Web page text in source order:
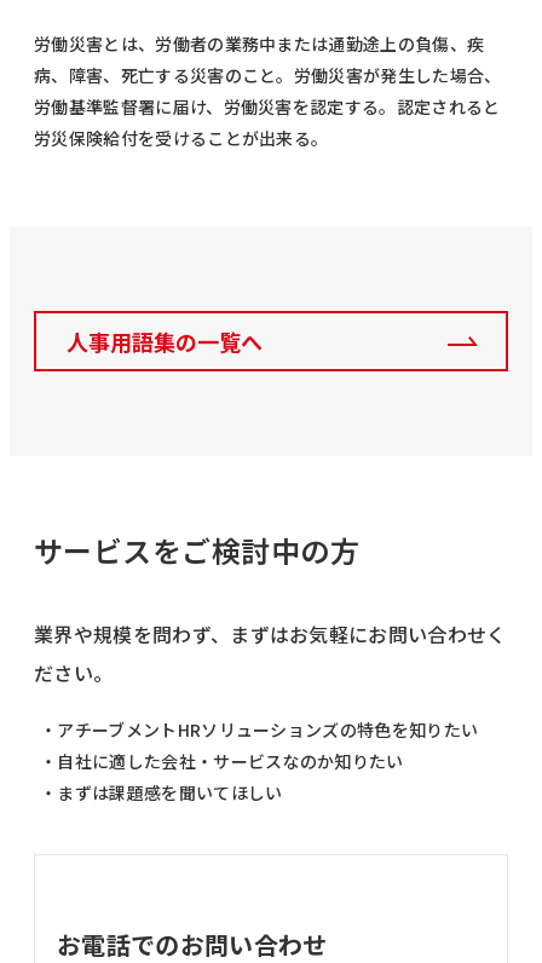
労働災害とは、労働者の業務中または通勤途上の負傷、疾
病、障害、死亡する災害のこと。労働災害が発生した場合、
労働基準監督署に届け、労働災害を認定する。認定されると
労災保険給付を受けることが出来る。
人事用語集の一覧へ
サービスをご検討中の方
業界や規模を問わず、まずはお気軽にお問い合わせく
ださい。
・アチーブメントHRソリューションズの特色を知りたい
・自社に適した会社・サービスなのか知りたい
・まずは課題感を聞いてほしい
お電話でのお問い合わせ